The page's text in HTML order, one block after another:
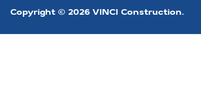
Copyright © 2026 VINCI Construction.